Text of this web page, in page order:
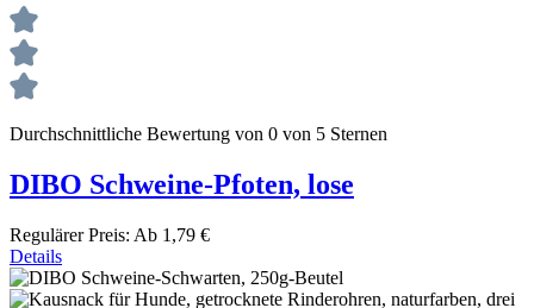
Durchschnittliche Bewertung von 0 von 5 Sternen
DIBO Schweine-Pfoten, lose
Regulärer Preis: Ab 1,79 €
Details